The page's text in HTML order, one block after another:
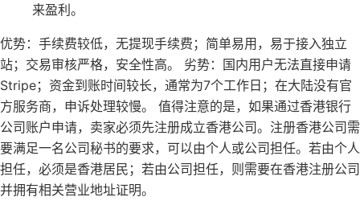
来盈利。
优势：手续费较低，无提现手续费；简单易用，易于接入独立
站；交易审核严格，安全性高。 劣势：国内用户无法直接申请
Stripe；资金到账时间较长，通常为7个工作日；在大陆没有官
方服务商，申诉处理较慢。 值得注意的是，如果通过香港银行
公司账户申请，卖家必须先注册成立香港公司。注册香港公司需
要满足一名公司秘书的要求，可以由个人或公司担任。若由个人
担任，必须是香港居民；若由公司担任，则需要在香港注册公司
并拥有相关营业地址证明。